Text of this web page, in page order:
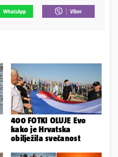
400 FOTKI OLUJE Evo
kako je Hrvatska
obilježila svečanost